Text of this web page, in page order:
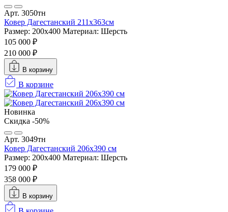
Арт. 3050тн
Ковер Дагестанский 211x363см
Размер: 200х400 Материал: Шерсть
105 000 ₽
210 000 ₽
В корзину
В корзине
Новинка
Скидка -50%
Арт. 3049тн
Ковер Дагестанский 206x390 см
Размер: 200х400 Материал: Шерсть
179 000 ₽
358 000 ₽
В корзину